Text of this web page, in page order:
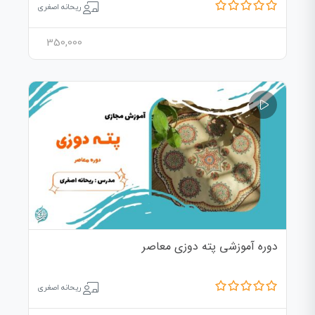
ریحانه اصغری
350,000
دوره آموزشی پته دوزی معاصر
ریحانه اصغری